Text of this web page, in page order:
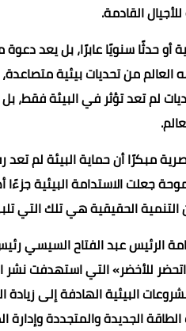
القادمة.
حدثًا سنويًا عابرًا، بل يعد دعوة
من تحديات بيئية
لم تعد تؤثر في البيئة فقط،
مبكرًا أن حماية البيئة لم
التنمية الحقيقية هي تلك
عبد الفتاح السيسي
البيئية الهادفة إلى
الجديدة والمتجددة وإدارة